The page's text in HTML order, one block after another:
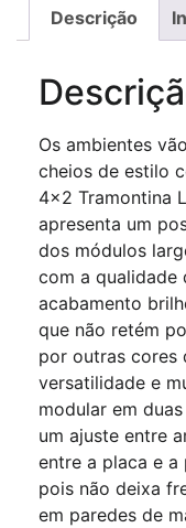
Descrição
Os ambientes
cheios de estilo
4×2 Tramontina
apresenta um
dos módulos
com a qualidade
acabamento
que não retém
por outras cores
versatilidade e
modular em
um ajuste entre
entre a placa e
pois não deixa
em paredes de